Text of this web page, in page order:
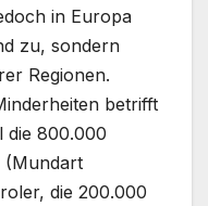
in Europa
zu, sondern
Regionen.
betrifft
die 800.000
(Mundart
die 200.000